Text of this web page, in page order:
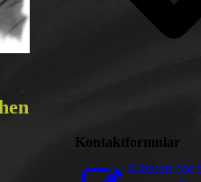
Kontaktformular
Klicken Sie